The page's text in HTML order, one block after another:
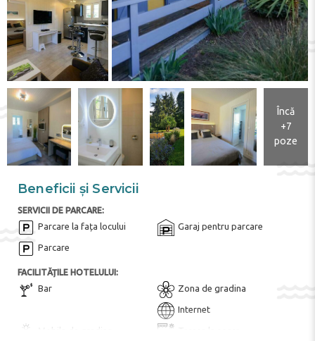
Încă
+7
poze
Beneficii și Servicii
SERVICII DE PARCARE:
Parcare la fața locului Garaj pentru parcare
Parcare
FACILITĂȚILE HOTELULUI:
Bar Zona de gradina
Internet
Mobila de gradina Terasa la soare